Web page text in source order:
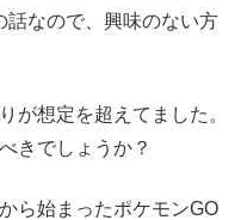
話なので、興味のない方
が想定を超えてました。
きでしょうか？
ら始まったポケモンGO